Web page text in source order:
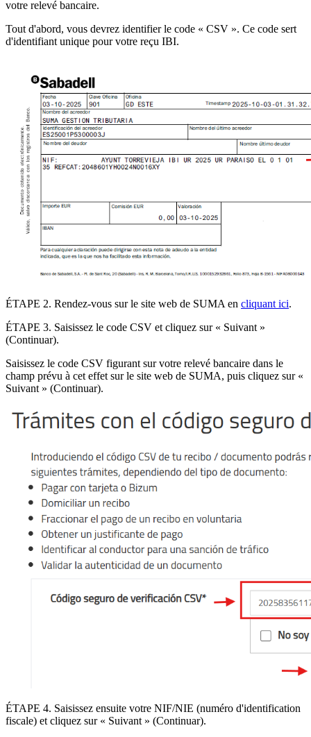
votre relevé bancaire.
Tout d'abord, vous devrez identifier le code « CSV ». Ce code sert
d'identifiant unique pour votre reçu IBI.
ÉTAPE 2. Rendez-vous sur le site web de SUMA en cliquant ici.
ÉTAPE 3. Saisissez le code CSV et cliquez sur « Suivant »
(Continuar).
Saisissez le code CSV figurant sur votre relevé bancaire dans le
champ prévu à cet effet sur le site web de SUMA, puis cliquez sur «
Suivant » (Continuar).
ÉTAPE 4. Saisissez ensuite votre NIF/NIE (numéro d'identification
fiscale) et cliquez sur « Suivant » (Continuar).